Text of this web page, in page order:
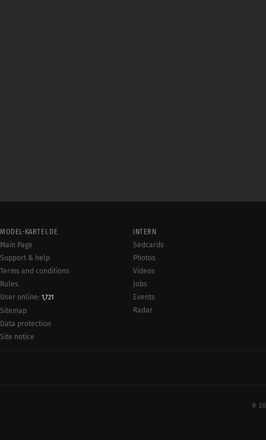
MODEL-KARTEI.DE
Main Page
Support & help
Terms and conditions
Rules
User online: 1,721
Sitemap
Data protection
Site notice
INTERN
Sedcards
Photos
Videos
Jobs
Events
Radar
©